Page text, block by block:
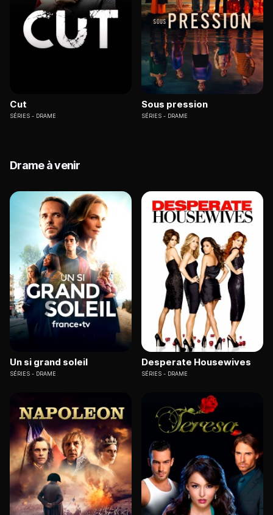
Cut
SÉRIES DRAME
Sous pression
SÉRIES DRAME
Drame à venir
Un si grand soleil
SÉRIES DRAME
Desperate Housewives
SÉRIES DRAME